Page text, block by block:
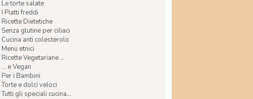
Le torte salate
I Piatti freddi
Ricette Dietetiche
Senza glutine per ciliaci
Cucina anti colesterolo
Menu etnici
Ricette Vegetariane ...
... e Vegan
Per i Bambini
Torte e dolci veloci
Tutti gli speciali cucina...